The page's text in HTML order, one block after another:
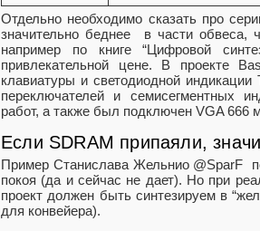
Отдельно необходимо сказать про
значительно беднее в части обвеса,
например по книге “Цифровой
привлекательной цене. В проекте
клавиатуры и светодиодной
переключателей и семисегментных
работ, а также был подключен VGA 666
Если SDRAM припаяли,
Пример Станислава Жельнио @SparF
покоя (да и сейчас не дает). Но при
проект должен быть синтезируем в
для конвейера).